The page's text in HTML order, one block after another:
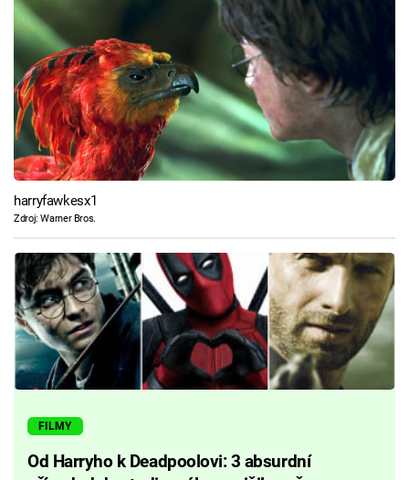
harryfawkesx1
Zdroj: Warner Bros.
FILMY
Od Harryho k Deadpoolovi: 3 absurdní